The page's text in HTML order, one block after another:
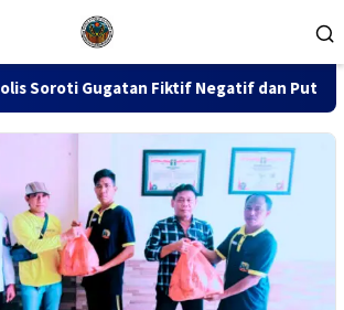
Negatif dan Putusan PK 155